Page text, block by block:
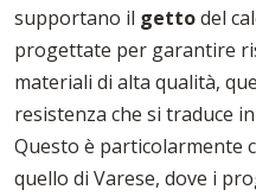
supportano il gettodel
progettate per garantire
materiali di alta qualità,
resistenza che si traduce
Questo è particolarmente
quello di Varese, dove i